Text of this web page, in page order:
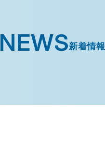
NEWS新着情報